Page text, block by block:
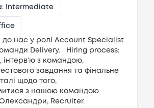
Intermediate
до нас у ролі Account Specialist
Delivery. Hiring process:
інтерв’ю з командою,
завдання та фінальне
щодо того,
з нашою командою
Олександри, Recruiter.